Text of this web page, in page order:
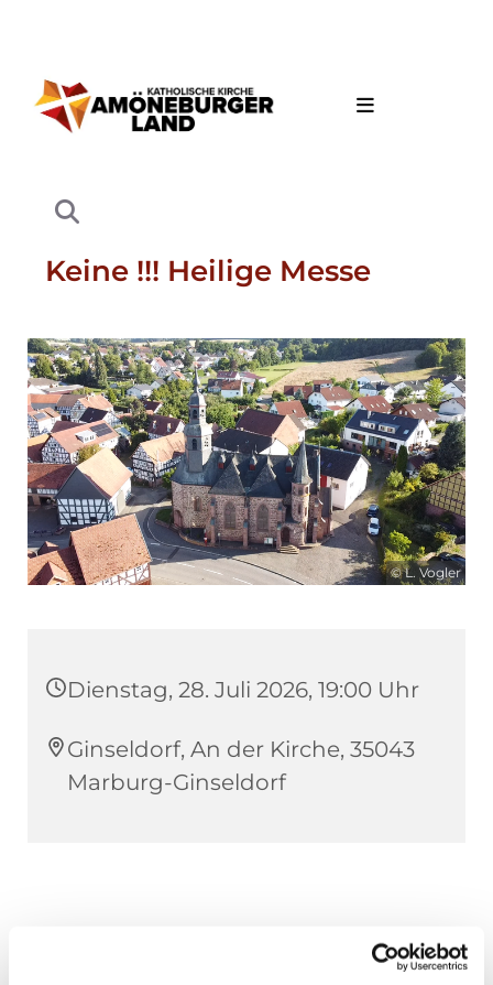
Keine !!! Heilige Messe
© L. Vogler
Dienstag, 28. Juli 2026, 19:00 Uhr
Ginseldorf, An der Kirche, 35043
Marburg-Ginseldorf